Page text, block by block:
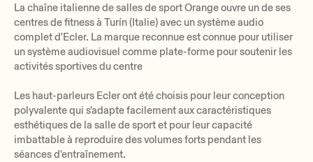
La chaîne italienne de salles de sport Orange ouvre un de ses
centres de fitness à Turín (Italie) avec un système audio
complet d'Ecler. La marque reconnue est connue pour utiliser
un système audiovisuel comme plate-forme pour soutenir les
activités sportives du centre
Les haut-parleurs Ecler ont été choisis pour leur conception
polyvalente qui s'adapte facilement aux caractéristiques
esthétiques de la salle de sport et pour leur capacité
imbattable à reproduire des volumes forts pendant les
séances d'entraînement.